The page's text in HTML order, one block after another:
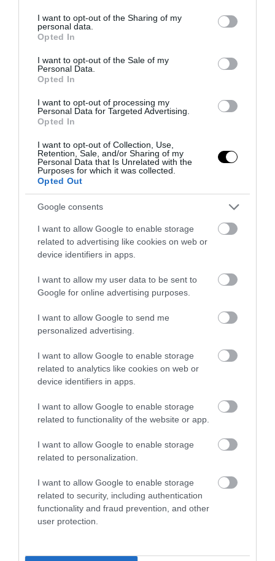
not limited to your visit or usage behaviour. You may click to
grant or deny consent to Google and its third-party tags to
use your data for below specified purposes in below Google
consent section.
I want to opt-out of the Sharing of my
personal data.
Opted In
I want to opt-out of the Sale of my
Personal Data.
Opted In
I want to opt-out of processing my
Personal Data for Targeted Advertising.
Opted In
I want to opt-out of Collection, Use,
Retention, Sale, and/or Sharing of my
Personal Data that Is Unrelated with the
Purposes for which it was collected.
Opted Out
Google consents
I want to allow Google to enable storage
related to advertising like cookies on web or
device identifiers in apps.
I want to allow my user data to be sent to
Google for online advertising purposes.
I want to allow Google to send me
personalized advertising.
I want to allow Google to enable storage
related to analytics like cookies on web or
device identifiers in apps.
I want to allow Google to enable storage
related to functionality of the website or app.
I want to allow Google to enable storage
related to personalization.
I want to allow Google to enable storage
related to security, including authentication
functionality and fraud prevention, and other
user protection.
Δείτε μας ζωντανά στοYouTube
Twitch,X
ΤΕΛΕΥΤΑΙΕΣ ΕΙΔΗΣΕΙΣ
ΔΙΕΘΝΗΣ ΑΣΦΑΛΕΙΑ 10:36
Η Τουρκία βάζει «φρένο» στα πλοία από το
το Ιράν;
TRAVEL 10:20
Οι πιο παράξενες σιδηροδρομικές διαδρομές του